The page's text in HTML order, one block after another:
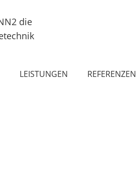
LEISTUNGEN REFERENZEN